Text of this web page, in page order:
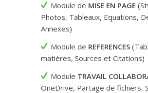
Module de MISE EN PAGE
Photos, Tableaux, Equations,
Annexes)
Module de REFERENCES
matières, Sources et Citations)
Module TRAVAIL
OneDrive, Partage de fichiers,